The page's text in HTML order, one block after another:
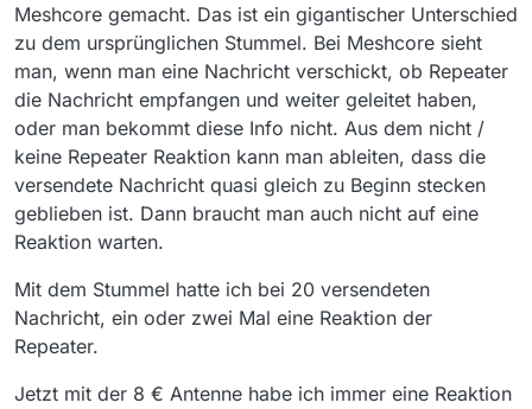
Meshcore gemacht. Das ist ein gigantischer Unterschied
zu dem ursprünglichen Stummel. Bei Meshcore sieht
man, wenn man eine Nachricht verschickt, ob Repeater
die Nachricht empfangen und weiter geleitet haben,
oder man bekommt diese Info nicht. Aus dem nicht /
keine Repeater Reaktion kann man ableiten, dass die
versendete Nachricht quasi gleich zu Beginn stecken
geblieben ist. Dann braucht man auch nicht auf eine
Reaktion warten.
Mit dem Stummel hatte ich bei 20 versendeten
Nachricht, ein oder zwei Mal eine Reaktion der
Repeater.
Jetzt mit der 8 € Antenne habe ich immer eine Reaktion